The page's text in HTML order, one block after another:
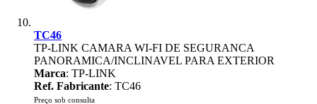
TC46
TP-LINK CAMARA WI-FI DE SEGURANCA
PANORAMICA/INCLINAVEL PARA EXTERIOR
Marca: TP-LINK
Ref. Fabricante: TC46
Preço sob consulta